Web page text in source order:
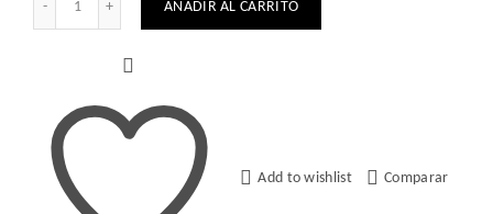
AÑADIR AL CARRITO
Add to wishlist Comparar